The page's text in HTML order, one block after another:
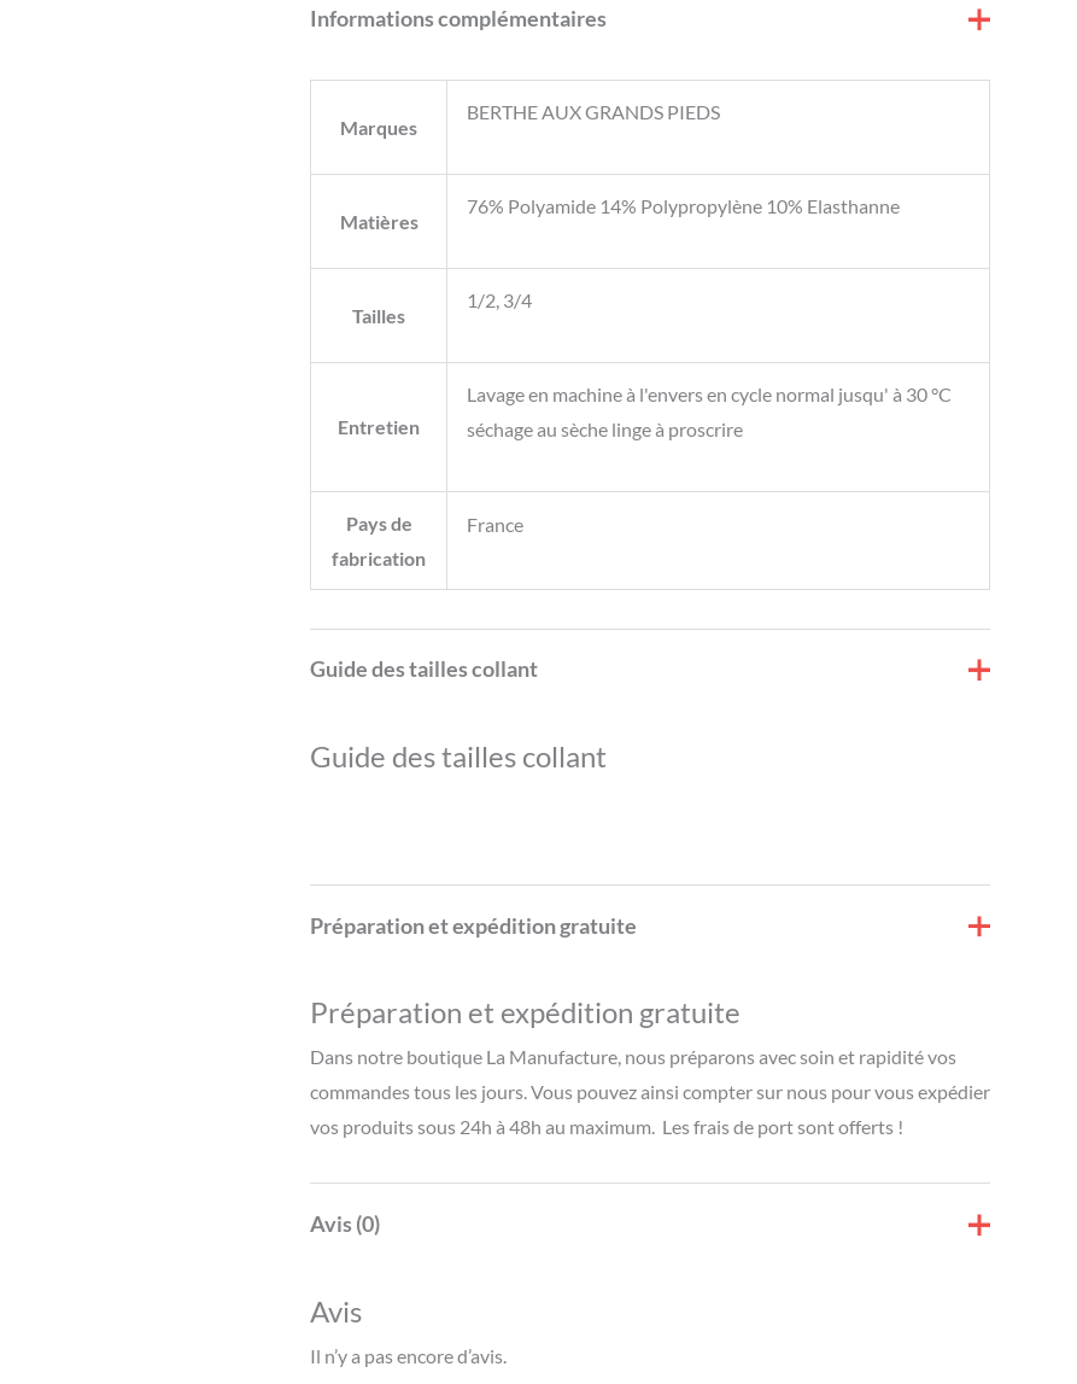
Informations complémentaires
Marques
BERTHE AUX GRANDS PIEDS
Matières
76% Polyamide 14% Polypropylène 10% Elasthanne
Tailles
1/2, 3/4
Entretien
Lavage en machine à l'envers en cycle normal jusqu' à 30 °C
séchage au sèche linge à proscrire
Pays de
fabrication
France
Guide des tailles collant
Guide des tailles collant
Préparation et expédition gratuite
Préparation et expédition gratuite
Dans notre boutique La Manufacture, nous préparons avec soin et rapidité vos
commandes tous les jours. Vous pouvez ainsi compter sur nous pour vous expédier
vos produits sous 24h à 48h au maximum. Les frais de port sont offerts !
Avis (0)
Avis
Il n’y a pas encore d’avis.